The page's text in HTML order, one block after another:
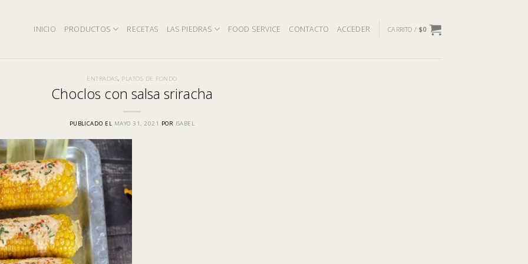
INICIO PRODUCTOS RECETAS LAS PIEDRAS FOOD SERVICE CONTACTO ACCEDER CARRITO / $0
ENTRADAS, PLATOS DE FONDO
Choclos con salsa sriracha
PUBLICADO EL MAYO 31, 2021 POR ISABEL